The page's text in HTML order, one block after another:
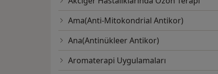
Ama(Anti-Mitokondrial Antikor)
Ana(Antinükleer Antikor)
Aromaterapi Uygulamaları